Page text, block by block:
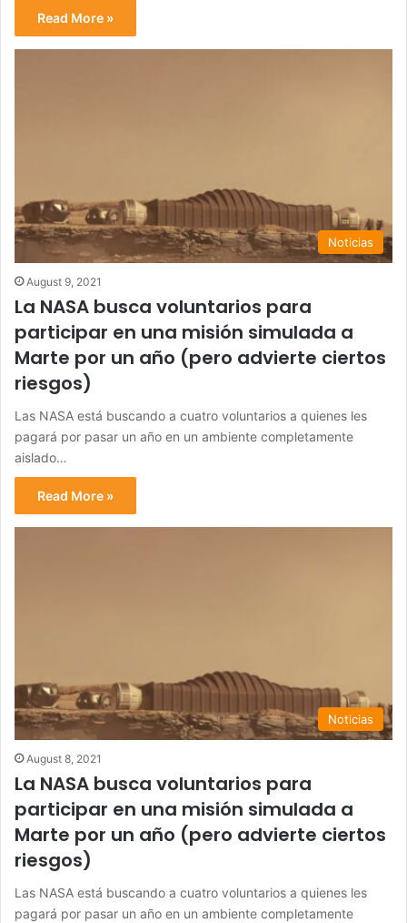
Read More »
Noticias
August 9, 2021
La NASA busca voluntarios para
participar en una misión simulada a
Marte por un año (pero advierte ciertos
riesgos)
Las NASA está buscando a cuatro voluntarios a quienes les
pagará por pasar un año en un ambiente completamente
aislado…
Read More »
Noticias
August 8, 2021
La NASA busca voluntarios para
participar en una misión simulada a
Marte por un año (pero advierte ciertos
riesgos)
Las NASA está buscando a cuatro voluntarios a quienes les
pagará por pasar un año en un ambiente completamente